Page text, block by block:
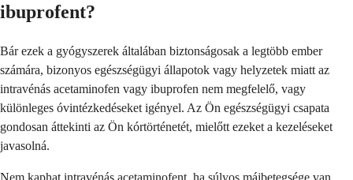
ibuprofent?
Bár ezek a gyógyszerek általában biztonságosak a legtöbb ember
számára, bizonyos egészségügyi állapotok vagy helyzetek miatt az
intravénás acetaminofen vagy ibuprofen nem megfelelő, vagy
különleges óvintézkedéseket igényel. Az Ön egészségügyi csapata
gondosan áttekinti az Ön kórtörténetét, mielőtt ezeket a kezeléseket
javasolná.
Nem kaphat intravénás acetaminofent, ha súlyos májbetegsége van,